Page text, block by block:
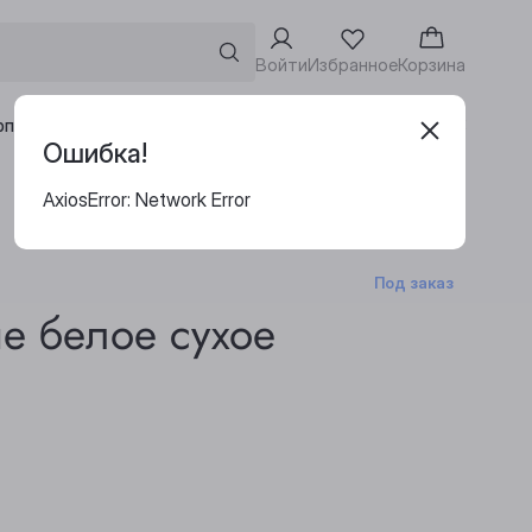
ВойтиИзбранноеКорзина
клиентам Адреса винотек
Под заказ
белое сухое
Ошибка!
AxiosError: Network Error